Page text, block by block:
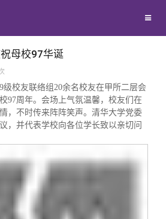
区联络
级联络
系校友工作
业委员会
兴趣群体
校
赠项目
赠新闻
赠纪事
捐赠方法
台
清华校友通讯》
水木清华》
我要订阅
华
华人物
清华故事
务
终身学习
母校97华诞
级校友联络组20余名校友在甲所二层会
97周年。会场上气氛温馨，校友们在
，不时传来阵阵笑声。清华大学党委
，并代表学校向各位学长致以亲切问